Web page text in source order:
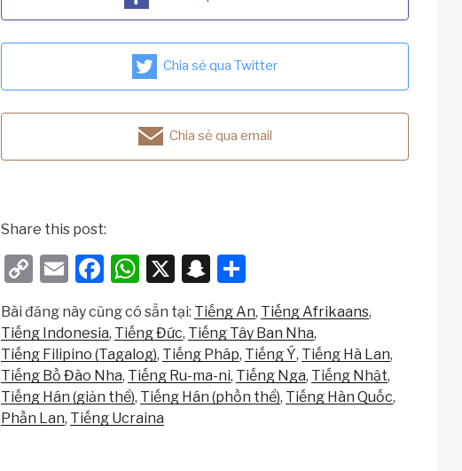
Chia sẻ qua Twitter
Chia sẻ qua email
Share this post:
C
p
y
Li
n
E
m
ail
F
c
e
b
o
W
h
at
s
A
p
X
S
n
a
p
c
h
ar
e
Bài đăng này cũng có sẵn tại: Tiếng An Tiếng Afrikaans
Tiếng Indonesia Tiếng Đức Tiếng Tây Ban Nha
Tiếng Filipino (Tagalog) Tiếng Pháp Tiếng Ý Tiếng Hà Lan
Tiếng Bồ Đào Nha Tiếng Ru-ma-ni Tiếng Nga Tiếng Nhật
Tiếng Hán (giản thể) Tiếng Hán (phồn thể) Tiếng Hàn Quốc
Phần Lan Tiếng Ucraina